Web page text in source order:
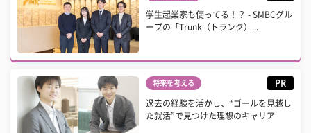
学生起業家も使ってる！？ - SMBCグル
ープの「Trunk（トランク）...
将来を考える PR
過去の経験を活かし、“ゴールを見越し
た就活”で見つけた理想のキャリア